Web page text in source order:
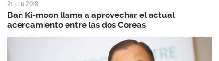
21 FEB 2018
Ban Ki-moon llama a aprovechar el actual
acercamiento entre las dos Coreas